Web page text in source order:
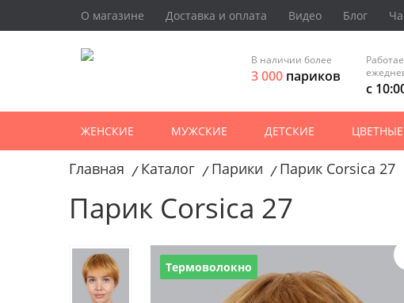
О магазине Доставка и оплата Видео Блог
В наличии более
3 000 париков
с
ЖЕНСКИЕ МУЖСКИЕ ДЕТСКИЕ ЦВЕТНЫЕ
Главная / Каталог / Парики / Парик Corsica 27
Парик Corsica 27
Термоволокно